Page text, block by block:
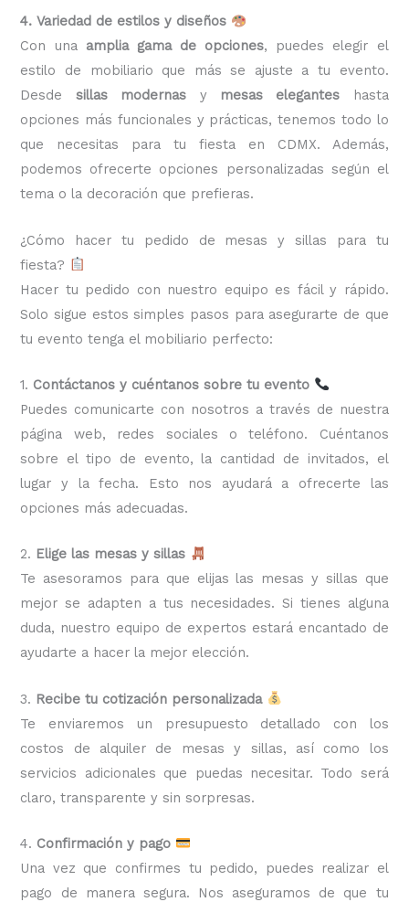
4. Variedad de estilos y diseños
Con una amplia gama de opciones, puedes elegir el
estilo de mobiliario que más se ajuste a tu evento.
Desde sillas modernas y mesas elegantes hasta
opciones más funcionales y prácticas, tenemos todo lo
que necesitas para tu fiesta en CDMX. Además,
podemos ofrecerte opciones personalizadas según el
tema o la decoración que prefieras.
¿Cómo hacer tu pedido de mesas y sillas para tu
fiesta?
Hacer tu pedido con nuestro equipo es fácil y rápido.
Solo sigue estos simples pasos para asegurarte de que
tu evento tenga el mobiliario perfecto:
1. Contáctanos y cuéntanos sobre tu evento
Puedes comunicarte con nosotros a través de nuestra
página web, redes sociales o teléfono. Cuéntanos
sobre el tipo de evento, la cantidad de invitados, el
lugar y la fecha. Esto nos ayudará a ofrecerte las
opciones más adecuadas.
2. Elige las mesas y sillas
Te asesoramos para que elijas las mesas y sillas que
mejor se adapten a tus necesidades. Si tienes alguna
duda, nuestro equipo de expertos estará encantado de
ayudarte a hacer la mejor elección.
3. Recibe tu cotización personalizada
Te enviaremos un presupuesto detallado con los
costos de alquiler de mesas y sillas, así como los
servicios adicionales que puedas necesitar. Todo será
claro, transparente y sin sorpresas.
4. Confirmación y pago
Una vez que confirmes tu pedido, puedes realizar el
pago de manera segura. Nos aseguramos de que tu